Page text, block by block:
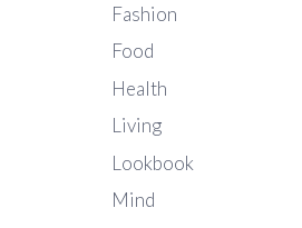
Fashion
Food
Health
Living
Lookbook
Mind